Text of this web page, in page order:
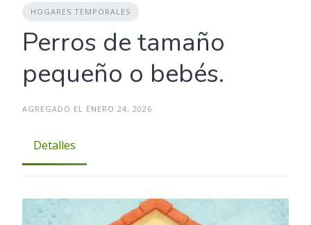
HOGARES TEMPORALES
Perros de tamaño
pequeño o bebés.
AGREGADO EL ENERO 24, 2026
Detalles